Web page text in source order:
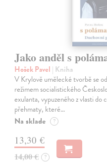
Jako anděl s
Hošek Pavel | Kniha
V Krylově umělecké tvorbě se
režimem socialistického
exulanta, vypuzeného z vlasti do
přehmaty, které…
Na sklade ?
13,30 €
14,00 € ?